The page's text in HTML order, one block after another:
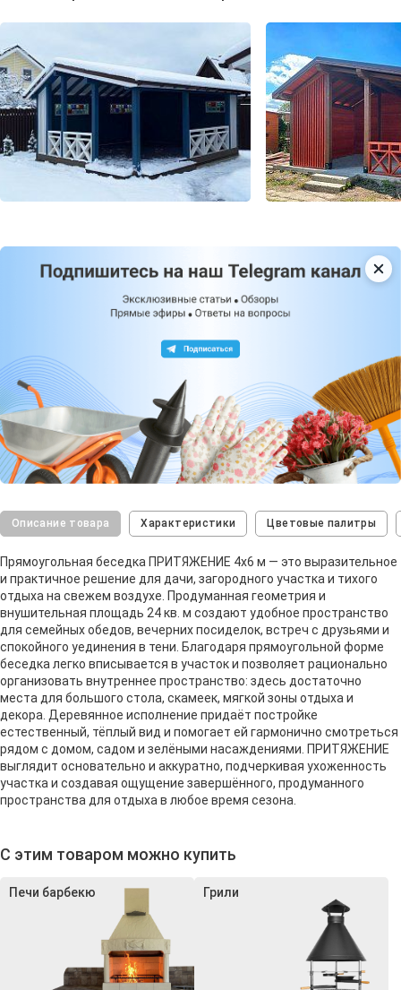
Описание товара Характеристики Цветовые палитры
Прямоугольная беседка ПРИТЯЖЕНИЕ 4х6 м — это выразительное
и практичное решение для дачи, загородного участка и тихого
отдыха на свежем воздухе. Продуманная геометрия и
внушительная площадь 24 кв. м создают удобное пространство
для семейных обедов, вечерних посиделок, встреч с друзьями и
спокойного уединения в тени. Благодаря прямоугольной форме
беседка легко вписывается в участок и позволяет рационально
организовать внутреннее пространство: здесь достаточно
места для большого стола, скамеек, мягкой зоны отдыха и
декора. Деревянное исполнение придаёт постройке
естественный, тёплый вид и помогает ей гармонично смотреться
рядом с домом, садом и зелёными насаждениями. ПРИТЯЖЕНИЕ
выглядит основательно и аккуратно, подчеркивая ухоженность
участка и создавая ощущение завершённого, продуманного
пространства для отдыха в любое время сезона.
С этим товаром можно купить
Печи барбекю Грили